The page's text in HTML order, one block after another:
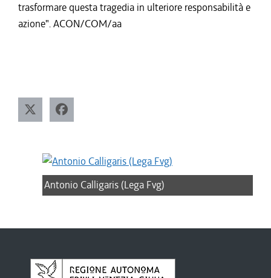
trasformare questa tragedia in ulteriore responsabilità e
azione". ACON/COM/aa
Antonio Calligaris (Lega Fvg)